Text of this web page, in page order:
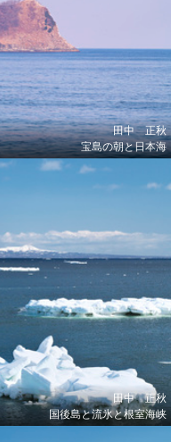
田中 正秋
宝島の朝と日本海
田中 正秋
国後島と流氷と根室海峡